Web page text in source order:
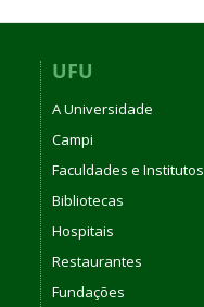
UFU
A Universidade
Campi
Faculdades e Institutos
Bibliotecas
Hospitais
Restaurantes
Fundações